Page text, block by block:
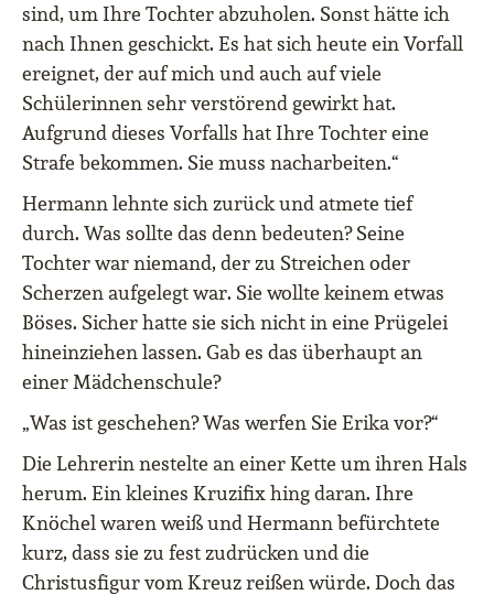
sind, um Ihre Tochter abzuholen. Sonst hätte ich
nach Ihnen geschickt. Es hat sich heute ein Vorfall
ereignet, der auf mich und auch auf viele
Schülerinnen sehr verstörend gewirkt hat.
Aufgrund dieses Vorfalls hat Ihre Tochter eine
Strafe bekommen. Sie muss nacharbeiten.“
Hermann lehnte sich zurück und atmete tief
durch. Was sollte das denn bedeuten? Seine
Tochter war niemand, der zu Streichen oder
Scherzen aufgelegt war. Sie wollte keinem etwas
Böses. Sicher hatte sie sich nicht in eine Prügelei
hineinziehen lassen. Gab es das überhaupt an
einer Mädchenschule?
„Was ist geschehen? Was werfen Sie Erika vor?“
Die Lehrerin nestelte an einer Kette um ihren Hals
herum. Ein kleines Kruzifix hing daran. Ihre
Knöchel waren weiß und Hermann befürchtete
kurz, dass sie zu fest zudrücken und die
Christusfigur vom Kreuz reißen würde. Doch das